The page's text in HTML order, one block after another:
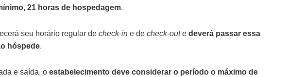
21 horas de hospedagem.
seu horário regular de check-in e de check-oute deverá passar essa
hóspede.
e saída, o estabelecimento deve considerar o período o máximo de